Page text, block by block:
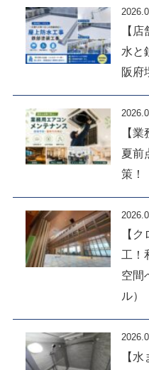
【
水と
阪府
【
夏前
策！
【
工！
空間
ル）
【